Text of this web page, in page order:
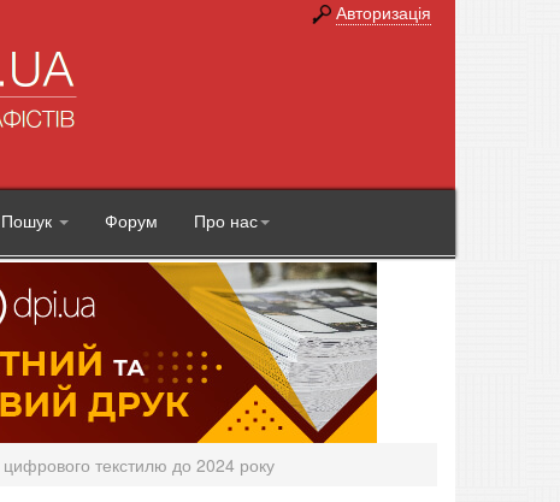
Авторизація
Пошук Форум Про нас
цифрового текстилю до 2024 року